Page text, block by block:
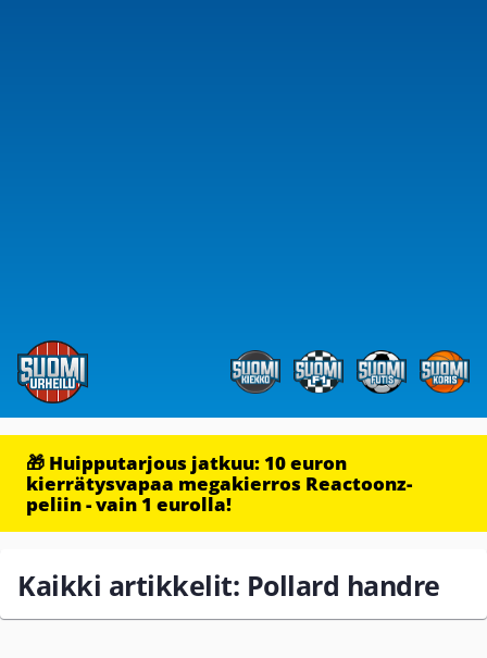
🎁 Huipputarjous jatkuu: 10 euron
kierrätysvapaa megakierros Reactoonz-
peliin - vain 1 eurolla!
Kaikki artikkelit: Pollard handre